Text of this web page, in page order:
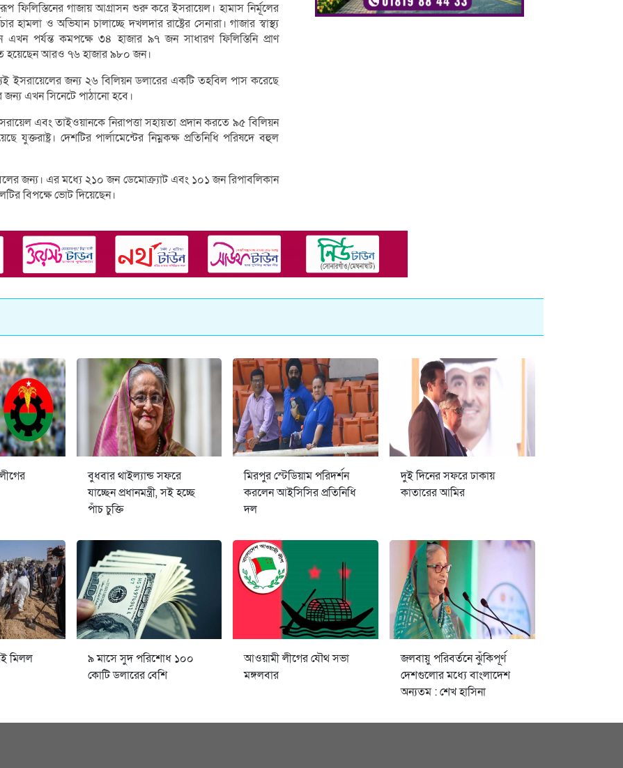
ফিলিস্তিনের গাজায় আগ্রাসন শুরু করে ইসরায়েল। হামাস নির্মূলের
ও অভিযান চালাচ্ছে দখলদার রাষ্ট্রের সেনারা। গাজার স্বাস্থ্য
এখন পর্যন্ত কমপক্ষে ৩৪ হাজার ৯৭ জন সাধারণ ফিলিস্তিনি প্রাণ
হয়েছেন আরও ৭৬ হাজার ৯৮০ জন।
ইসরায়েলের জন্য ২৬ বিলিয়ন ডলারের একটি তহবিল পাস করেছে
জন্য এখন সিনেটে পাঠানো হবে।
এবং তাইওয়ানকে নিরাপত্তা সহায়তা প্রদান করতে ৯৫ বিলিয়ন
দেশটির পার্লামেন্টের নিম্নকক্ষ প্রতিনিধি পরিষদে বহুল
জন্য। এর মধ্যে ২১০ জন ডেমোক্র্যাট এবং ১০১ জন রিপাবলিকান
বিপক্ষে ভোট দিয়েছেন।
বুধবার থাইল্যান্ড সফরে
যাচ্ছেন প্রধানমন্ত্রী, সই হচ্ছে
পাঁচ চুক্তি
মিরপুর স্টেডিয়াম পরিদর্শন
করলেন আইসিসির প্রতিনিধি
দল
দুই দিনের সফরে ঢাকায়
কাতারের আমির
মিলল
৯ মাসে সুদ পরিশোধ ১০০
কোটি ডলারের বেশি
আওয়ামী লীগের যৌথ সভা
মঙ্গলবার
জলবায়ু পরিবর্তনে ঝুঁকিপূর্ণ
দেশগুলোর মধ্যে বাংলাদেশ
অন্যতম : শেখ হাসিনা